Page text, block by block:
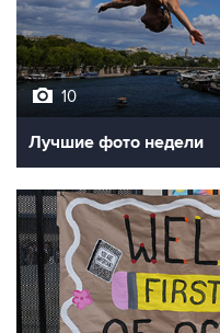
10
Лучшие фото недели